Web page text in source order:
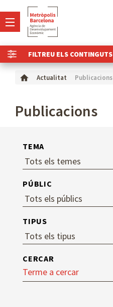
FILTREU ELS CONTINGUTS
Actualitat Publicacions
Publicacions
TEMA
PÚBLIC
TIPUS
CERCAR